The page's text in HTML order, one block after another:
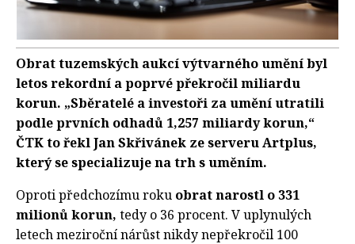
Obrat tuzemských aukcí výtvarného umění byl
letos rekordní a poprvé překročil miliardu
korun. „Sběratelé a investoři za umění utratili
podle prvních odhadů 1,257 miliardy korun,“
ČTK to řekl Jan Skřivánek ze serveru Artplus,
který se specializuje na trh s uměním.
Oproti předchozímu roku obrat narostl o 331
milionů korun, tedy o 36 procent. V uplynulých
letech meziroční nárůst nikdy nepřekročil 100